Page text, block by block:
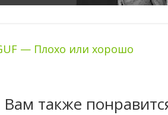
— Плохо или хорошо
Вам также